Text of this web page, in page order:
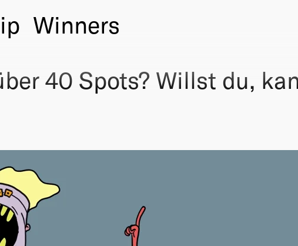
Winners
40 Spots? Willst du,